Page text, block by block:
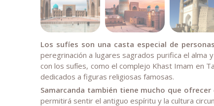
Los sufíes son una casta especial de personas
peregrinación a lugares sagrados purifica el alma
con los sufíes, como el complejo Khast Imam en
dedicados a figuras religiosas famosas.
Samarcanda también tiene mucho que ofrecer
permitirá sentir el antiguo espíritu y la cultura